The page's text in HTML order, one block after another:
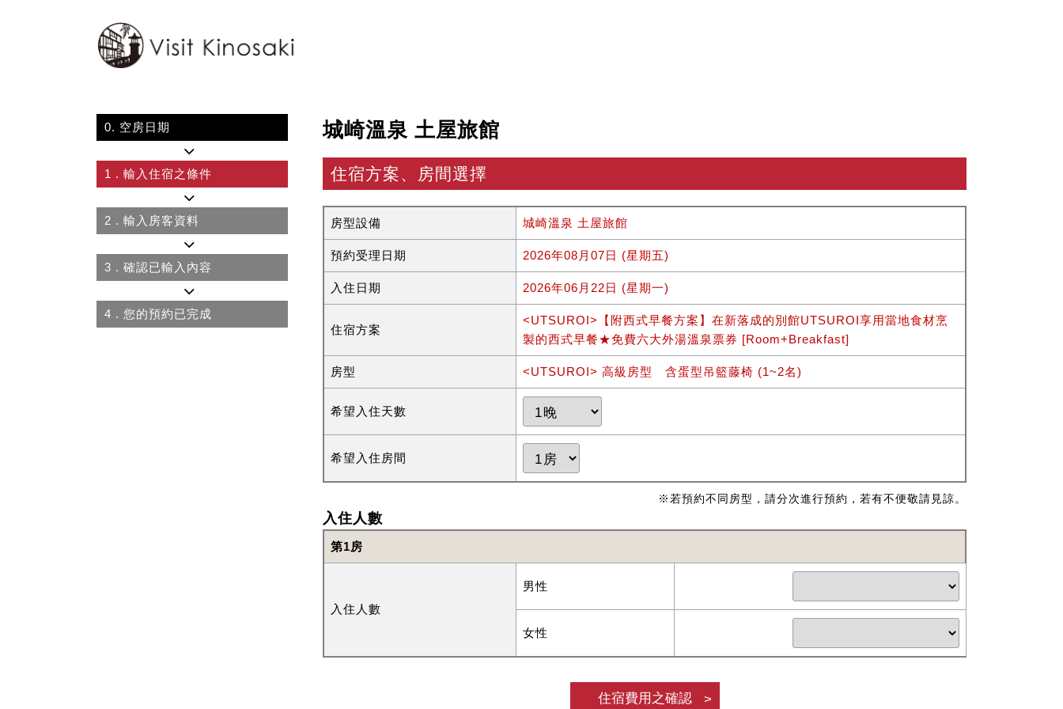
0. 空房日期
1 . 輸入住宿之條件
2 . 輸入房客資料
3 . 確認已輸入內容
4 . 您的預約已完成
城崎溫泉 土屋旅館
住宿方案、房間選擇
房型設備 城崎溫泉 土屋旅館
預約受理日期 2026年08月07日 (星期五)
入住日期 2026年06月22日 (星期一)
住宿方案
<UTSUROI>【附西式早餐方案】在新落成的別館UTSUROI享用當地食材烹
製的西式早餐★免費六大外湯溫泉票券 [Room+Breakfast]
房型 <UTSUROI> 高級房型 含蛋型吊籃藤椅 (1~2名)
希望入住天數
希望入住房間
※若預約不同房型，請分次進行預約，若有不便敬請見諒。
入住人數
第1房
入住人數
男性
女性
住宿費用之確認